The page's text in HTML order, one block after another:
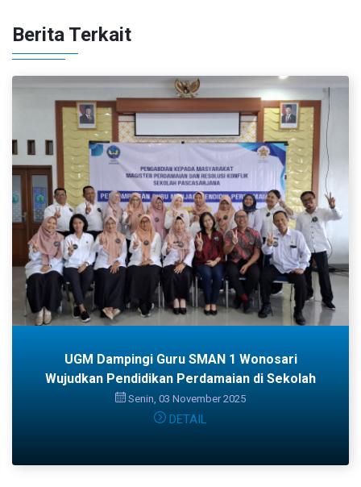
Berita Terkait
UGM Dampingi Guru SMAN 1 Wonosari
Wujudkan Pendidikan Perdamaian di Sekolah
Senin, 03 November 2025
DETAIL